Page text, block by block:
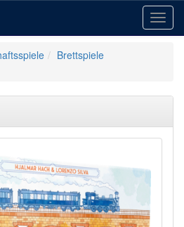
Brettspiele